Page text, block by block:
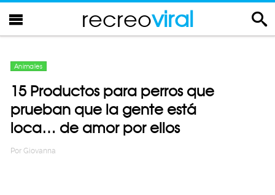
recreoviral
Animales
15 Productos para perros que
prueban que la gente está
loca… de amor por ellos
Por Giovanna